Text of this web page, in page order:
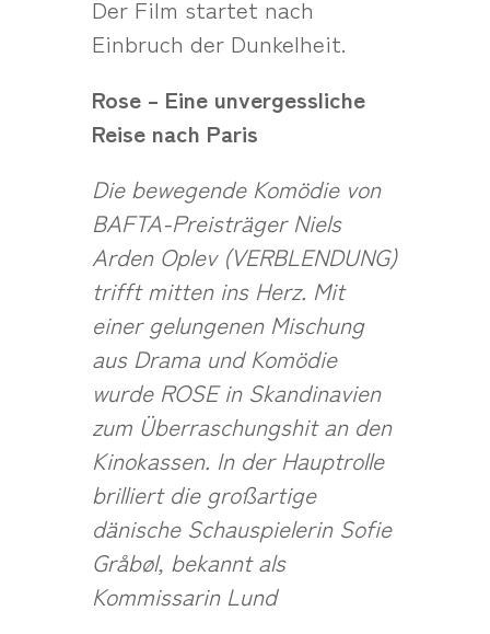
Der Film startet nach
Einbruch der Dunkelheit.
Rose – Eine unvergessliche
Reise nach Paris
Die bewegende Komödie von
BAFTA-Preisträger Niels
Arden Oplev (VERBLENDUNG)
trifft mitten ins Herz. Mit
einer gelungenen Mischung
aus Drama und Komödie
wurde ROSE in Skandinavien
zum Überraschungshit an den
Kinokassen. In der Hauptrolle
brilliert die großartige
dänische Schauspielerin Sofie
Gråbøl, bekannt als
Kommissarin Lund